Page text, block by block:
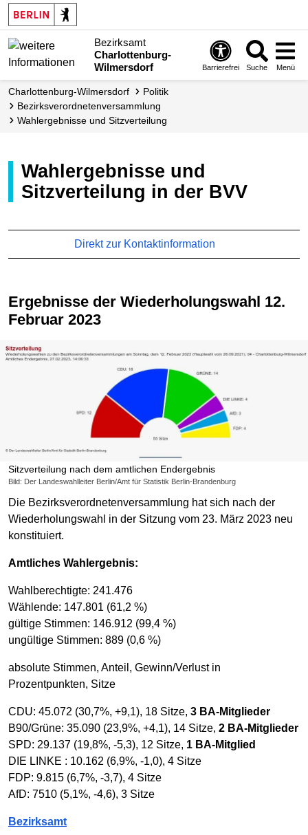
Bezirksamt
Charlottenburg-
Wilmersdorf
Barrierefrei Suche Menü
Charlottenburg-Wilmersdorf
Politik
Bezirks­verordneten­versammlung
Wahlergebnisse und Sitzverteilung
Wahlergebnisse und
Sitzverteilung in der BVV
Direkt zur Kontaktinformation
Sitzverteilung nach dem amtlichen Endergebnis
Bild: Der Landeswahlleiter Berlin/Amt für Statistik Berlin-Brandenburg
Ergebnisse der Wiederholungswahl 12.
Februar 2023
Die Bezirksverordnetenversammlung hat sich nach der
Wiederholungswahl in der Sitzung vom 23. März 2023 neu
konstituiert.
Amtliches Wahlergebnis:
Wahlberechtigte: 241.476
Wählende: 147.801 (61,2 %)
gültige Stimmen: 146.912 (99,4 %)
ungültige Stimmen: 889 (0,6 %)
absolute Stimmen, Anteil, Gewinn/Verlust in
Prozentpunkten, Sitze
CDU: 45.072 (30,7%, +9,1), 18 Sitze, 3 BA-Mitglieder
B90/Grüne: 35.090 (23,9%, +4,1), 14 Sitze, 2 BA-Mitglieder
SPD: 29.137 (19,8%, -5,3), 12 Sitze, 1 BA-Mitglied
DIE LINKE : 10.162 (6,9%, -1,0), 4 Sitze
FDP: 9.815 (6,7%, -3,7), 4 Sitze
AfD: 7510 (5,1%, -4,6), 3 Sitze
Bezirksamt